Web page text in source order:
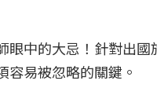
中的大忌！針對出
易被忽略的關鍵。